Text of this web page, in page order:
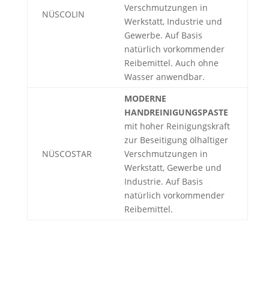
NÜSCOLIN
Verschmutzungen in
Werkstatt, Industrie und
Gewerbe. Auf Basis
natürlich vorkommender
Reibemittel. Auch ohne
Wasser anwendbar.
NÜSCOSTAR
MODERNE
HANDREINIGUNGSPASTE
mit hoher Reinigungskraft
zur Beseitigung ölhaltiger
Verschmutzungen in
Werkstatt, Gewerbe und
Industrie. Auf Basis
natürlich vorkommender
Reibemittel.